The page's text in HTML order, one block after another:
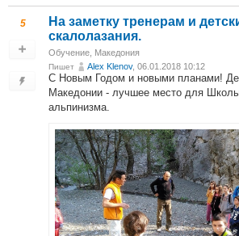
5
На заметку тренерам и
скалолазания.
Обучение Македония
Пишет Alex Klenov, 06.01.2018 10:12
С Новым Годом и новыми планами!
Македонии - лучшее место для
альпинизма.